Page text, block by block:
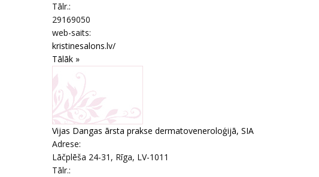
Tālr.:
29169050
web-saits:
kristinesalons.lv/
Tālāk »
Vijas Dangas ārsta prakse dermatoveneroloģijā, SIA
Adrese:
Lāčplēša 24-31 , Rīga, LV-1011
Tālr.: